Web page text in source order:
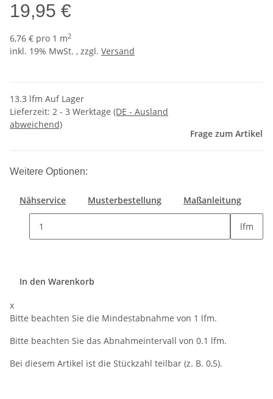
19,95 €
6,76 € pro 1 m2
inkl. 19% MwSt. , zzgl. Versand
13.3 lfm Auf Lager
Lieferzeit: 2 - 3 Werktage (DE - Ausland
abweichend)
Frage zum Artikel
Weitere Optionen:
Nähservice Musterbestellung Maßanleitung
lfm
In den Warenkorb
x
Bitte beachten Sie die Mindestabnahme von 1 lfm.
Bitte beachten Sie das Abnahmeintervall von 0.1 lfm.
Bei diesem Artikel ist die Stückzahl teilbar (z. B. 0,5).